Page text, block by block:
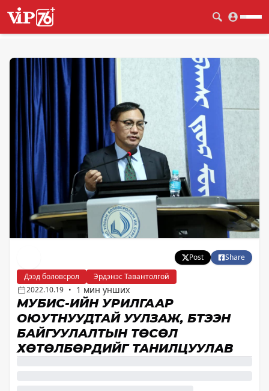
Post
Share
Дээд боловсрол
Эрдэнэс Тавантолгой
2022.10.19 • 1 мин унших
МУБИС-ИЙН УРИЛГААР
ОЮУТНУУДТАЙ УУЛЗАЖ, БҮТЭЭН
БАЙГУУЛАЛТЫН ТӨСӨЛ
ХӨТӨЛБӨРҮҮДИЙГ ТАНИЛЦУУЛАВ